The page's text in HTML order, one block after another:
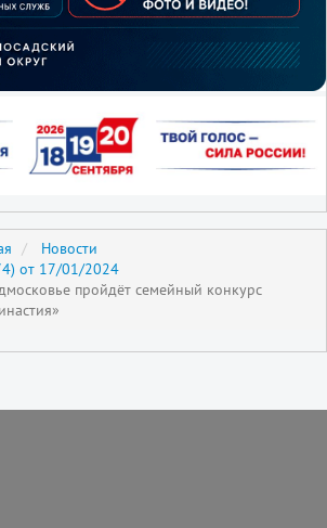
Новости
от 17/01/2024
пройдёт семейный конкурс